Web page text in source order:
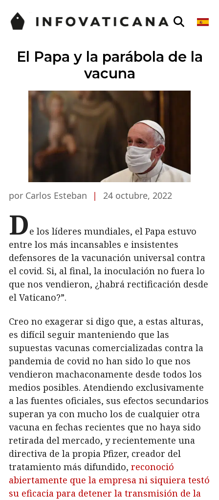
El Papa y la parábola de la
vacuna
por Carlos Esteban | 24 octubre, 2022
De los líderes mundiales, el Papa estuvo
entre los más incansables e insistentes
defensores de la vacunación universal contra
el covid. Si, al final, la inoculación no fuera lo
que nos vendieron, ¿habrá rectificación desde
el Vaticano?”.
Creo no exagerar si digo que, a estas alturas,
es difícil seguir manteniendo que las
supuestas vacunas comercializadas contra la
pandemia de covid no han sido lo que nos
vendieron machaconamente desde todos los
medios posibles. Atendiendo exclusivamente
a las fuentes oficiales, sus efectos secundarios
superan ya con mucho los de cualquier otra
vacuna en fechas recientes que no haya sido
retirada del mercado, y recientemente una
directiva de la propia Pfizer, creador del
tratamiento más difundido, reconoció
abiertamente que la empresa ni siquiera testó
su eficacia para detener la transmisión de la